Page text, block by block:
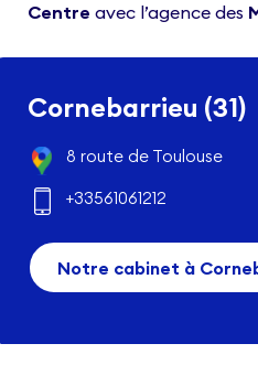
Centre avec l’agence des
Cornebarrieu (31)
8 route de Toulouse
+33561061212
Notre cabinet à